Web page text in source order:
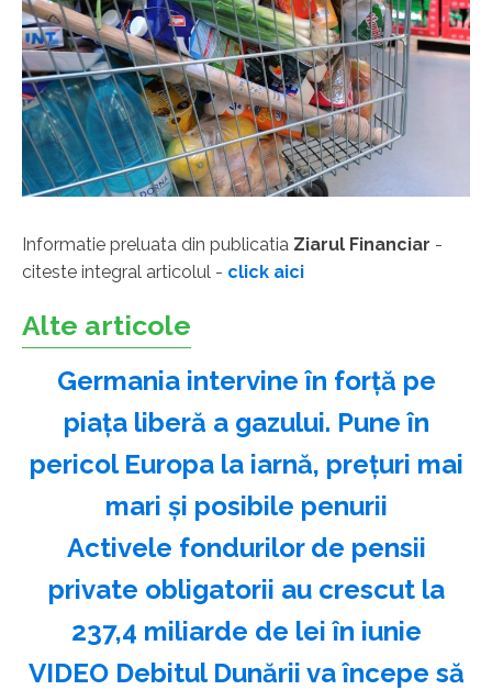
Informatie preluata din publicatia Ziarul Financiar -
citeste integral articolul - click aici
Alte articole
Germania intervine în forță pe
piața liberă a gazului. Pune în
pericol Europa la iarnă, prețuri mai
mari și posibile penurii
Activele fondurilor de pensii
private obligatorii au crescut la
237,4 miliarde de lei în iunie
VIDEO Debitul Dunării va începe să